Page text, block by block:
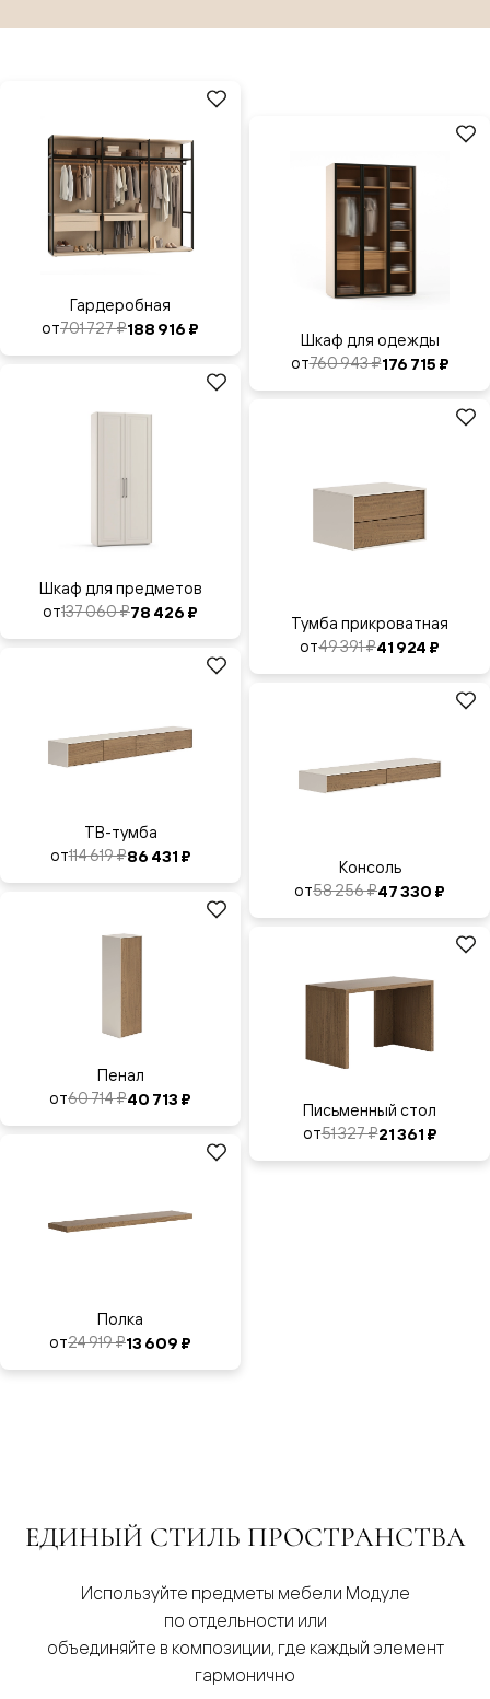
Гардеробная
от701 727 ₽188 916 ₽
Шкаф для одежды
от760 943 ₽176 715 ₽
Шкаф для предметов
от137 060 ₽78 426 ₽
Тумба прикроватная
от49 391 ₽41 924 ₽
ТВ-тумба
от114 619 ₽86 431 ₽
Консоль
от58 256 ₽47 330 ₽
Пенал
от60 714 ₽40 713 ₽
Письменный стол
от51 327 ₽21 361 ₽
Полка
от24 919 ₽13 609 ₽
ЕДИНЫЙ СТИЛЬ ПРОСТРАНСТВА
Используйте предметы мебели Модуле
по отдельности или
объединяйте в композиции, где каждый элемент
гармонично